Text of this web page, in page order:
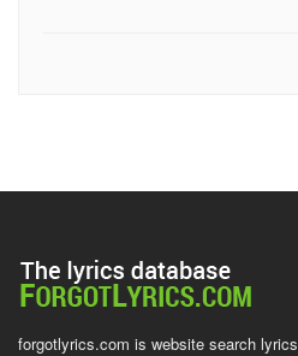
forgotlyrics.com is website search lyrics